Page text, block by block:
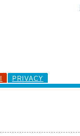
PRIVACY